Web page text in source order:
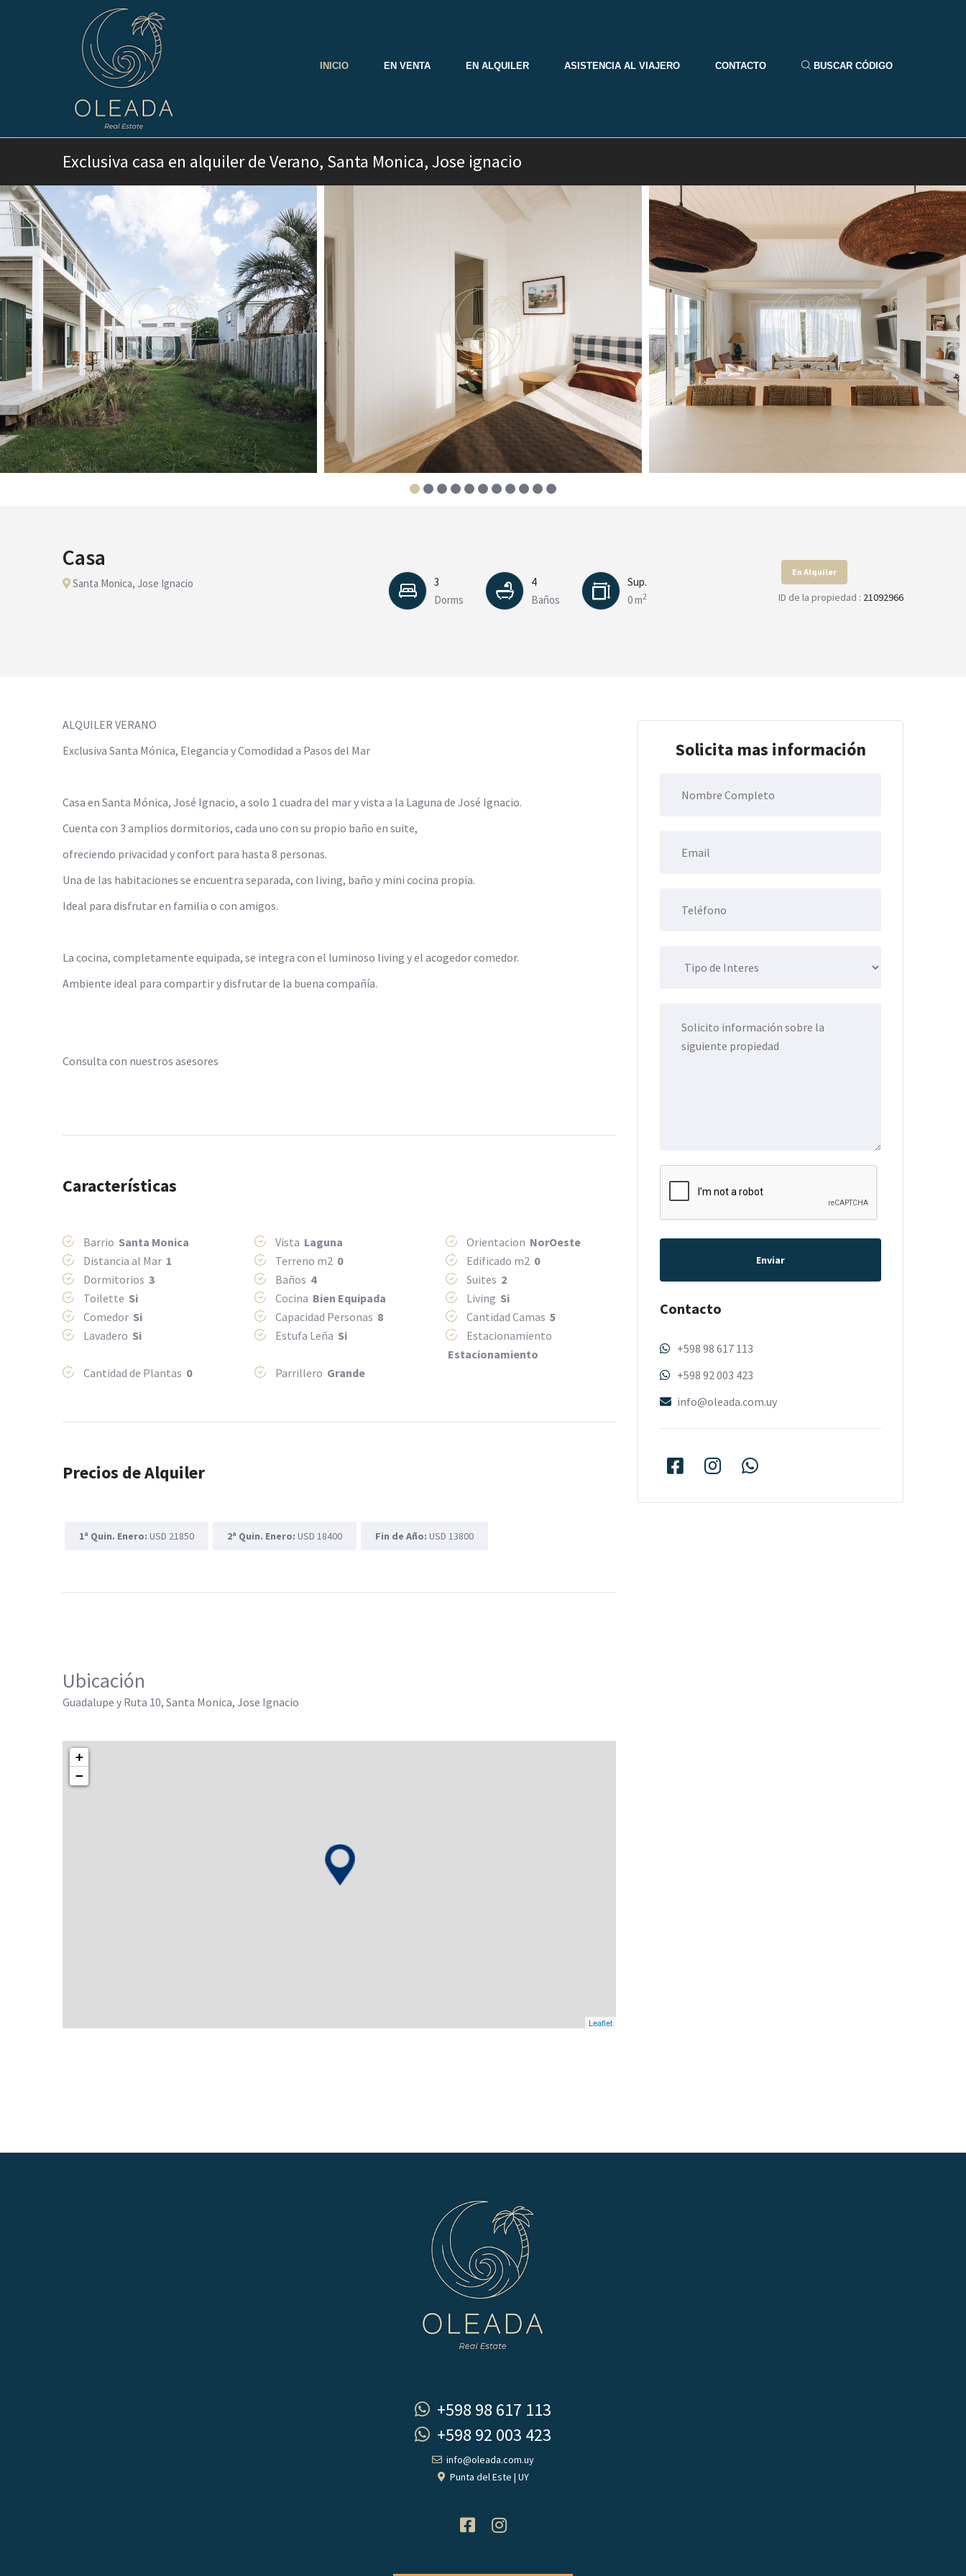
INICIO EN VENTA EN ALQUILER ASISTENCIA AL VIAJERO CONTACTO BUSCAR CÓDIGO
Exclusiva casa en alquiler de Verano, Santa Monica, Jose ignacio
Casa
Santa Monica, Jose Ignacio
3
Dorms
4
Baños
Sup.
0 m2
En Alquiler
ID de la propiedad : 21092966
ALQUILER VERANO
Exclusiva Santa Mónica, Elegancia y Comodidad a Pasos del Mar
Casa en Santa Mónica, José Ignacio, a solo 1 cuadra del mar y vista a la Laguna de José Ignacio.
Cuenta con 3 amplios dormitorios, cada uno con su propio baño en suite,
ofreciendo privacidad y confort para hasta 8 personas.
Una de las habitaciones se encuentra separada, con living, baño y mini cocina propia.
Ideal para disfrutar en familia o con amigos.
La cocina, completamente equipada, se integra con el luminoso living y el acogedor comedor.
Ambiente ideal para compartir y disfrutar de la buena compañía.
Consulta con nuestros asesores
Características
Barrio Santa Monica Vista Laguna Orientacion NorOeste
Distancia al Mar 1 Terreno m2 0 Edificado m2 0
Dormitorios 3 Baños 4 Suites 2
Toilette Si Cocina Bien Equipada Living Si
Comedor Si Capacidad Personas 8 Cantidad Camas5
Lavadero Si Estufa Leña Si
Estacionamiento
Estacionamiento
Cantidad de Plantas 0 Parrillero Grande
Precios de Alquiler
1ª Quin. Enero: USD 21850 2ª Quin. Enero: USD 18400 Fin de Año: USD 13800
Ubicación
Guadalupe y Ruta 10, Santa Monica, Jose Ignacio
+
−
Leaflet
Solicita mas información
Enviar
Contacto
+598 98 617 113
+598 92 003 423
info@oleada.com.uy
+598 98 617 113
+598 92 003 423
info@oleada.com.uy
Punta del Este | UY